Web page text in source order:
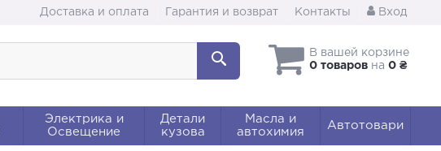
Доставка и оплата Гарантия и возврат Контакты Вход
В вашей корзине
0 товаров на 0 ₴
Электрика и
Освещение
Детали
кузова
Масла и
автохимия
Автотовари